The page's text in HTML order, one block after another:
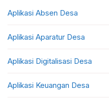
Aplikasi Absen Desa
Aplikasi Aparatur Desa
Aplikasi Digitalisasi Desa
Aplikasi Keuangan Desa